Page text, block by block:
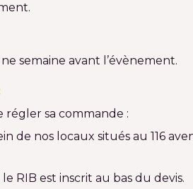
semaine avant l’évènement.
régler sa commande :
de nos locaux situés au 116
RIB est inscrit au bas du devis.